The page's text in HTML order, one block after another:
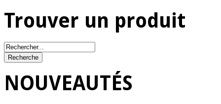
Trouver un produit
NOUVEAUTÉS